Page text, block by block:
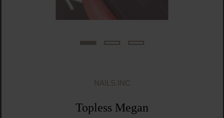
NAILS.INC
Topless Megan